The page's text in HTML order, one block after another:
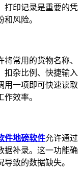
打印记录是重要的凭
风险。
常用的货物名称、
扣杂比例、快捷输入
用一项即可快速读取
效率。
件地磅软件允许通过
据补录。这一功能确
致的数据缺失。